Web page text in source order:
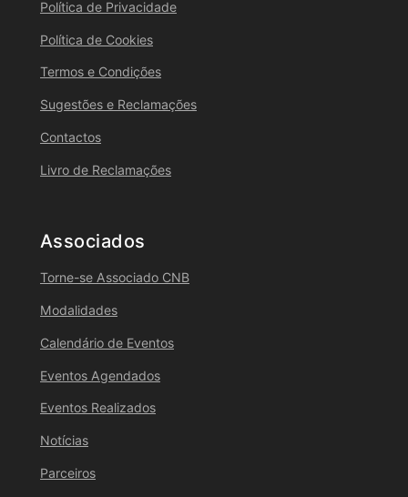
Política de Privacidade
Política de Cookies
Termos e Condições
Sugestões e Reclamações
Contactos
Livro de Reclamações
Associados
Torne-se Associado CNB
Modalidades
Calendário de Eventos
Eventos Agendados
Eventos Realizados
Notícias
Parceiros